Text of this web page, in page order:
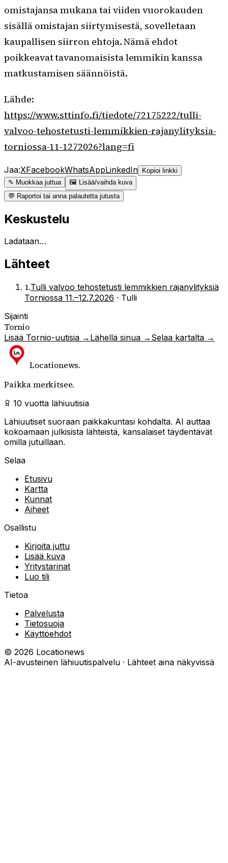
omistajansa mukana tai viiden vuorokauden
sisällä omistajan siirtymisestä, sovelletaan
kaupallisen siirron ehtoja. Nämä ehdot
poikkeavat tavanomaisista lemmikin kanssa
matkustamisen säännöistä.
Lähde:
https://www.sttinfo.fi/tiedote/72175222/tulli-
valvoo-tehostetusti-lemmikkien-rajanylityksia-
torniossa-11-1272026?lang=fi
Jaa:XFacebookWhatsAppLinkedIn Kopioi linkki
✎ Muokkaa juttua
🖼 Lisää/vaihda kuva
💬 Raportoi tai anna palautetta jutusta
Keskustelu
Ladataan…
Lähteet
1.Tulli valvoo tehostetusti lemmikkien rajanylityksiä
Torniossa 11.–12.7.2026 · Tulli
Sijainti
Tornio
Lisää Tornio-uutisia → Lähellä sinua → Selaa kartalta →
Locationews.
Paikka merkitsee.
10 vuotta lähiuutisia
Lähiuutiset suoraan paikkakuntasi kohdalta. AI auttaa
kokoamaan julkisista lähteistä, kansalaiset täydentävät
omilla jutuillaan.
Selaa
Etusivu
Kartta
Kunnat
Aiheet
Osallistu
Kirjoita juttu
Lisää kuva
Yritystarinat
Luo tili
Tietoa
Palvelusta
Tietosuoja
Käyttöehdot
© 2026 Locationews
AI-avusteinen lähiuutispalvelu · Lähteet aina näkyvissä